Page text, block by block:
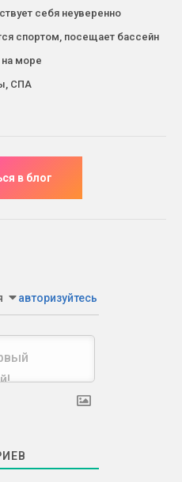
себя неуверенно
спортом, посещает бассейн
на море
СПА
авторизуйтесь